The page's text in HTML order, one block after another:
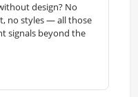
design? No
no styles — all those
signals beyond the